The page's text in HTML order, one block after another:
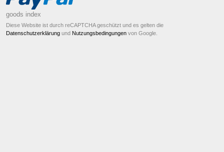
goods index
Diese Website ist durch reCAPTCHA geschützt und es gelten die
Datenschutzerklärung und Nutzungsbedingungen von Google.